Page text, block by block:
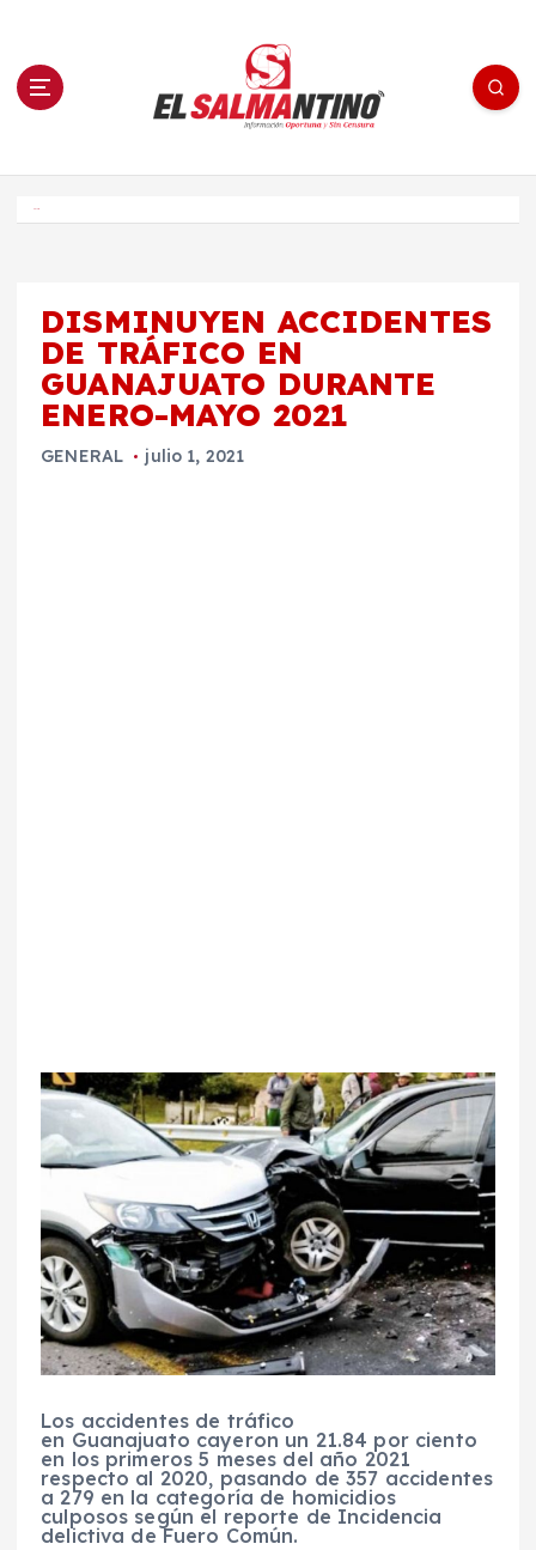
n El Salmantino - medios/noticias/editorial
DISMINUYEN ACCIDENTES
DE TRÁFICO EN
GUANAJUATO DURANTE
ENERO-MAYO 2021
GENERAL julio 1, 2021
Los accidentes de tráfico
en Guanajuato cayeron un 21.84 por ciento
en los primeros 5 meses del año 2021
respecto al 2020, pasando de 357 accidentes
a 279 en la categoría de homicidios
culposos según el reporte de Incidencia
delictiva de Fuero Común.